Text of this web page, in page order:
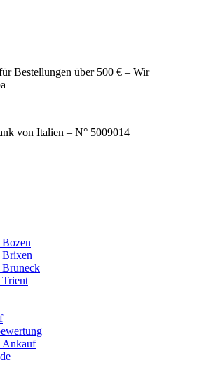
Bestellungen über 500 € – Wir
von Italien – N° 5009014
Ankauf